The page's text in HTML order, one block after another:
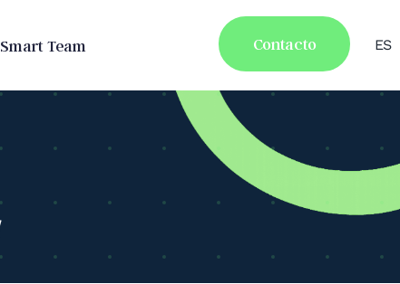
Smart Team Contacto ES